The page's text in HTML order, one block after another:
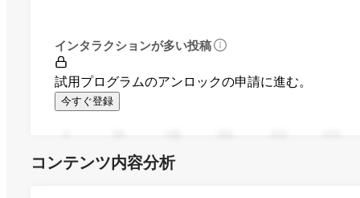
インタラクションが多い投稿
試用プログラムのアンロックの申請に進む。
今すぐ登録
コンテンツ内容分析